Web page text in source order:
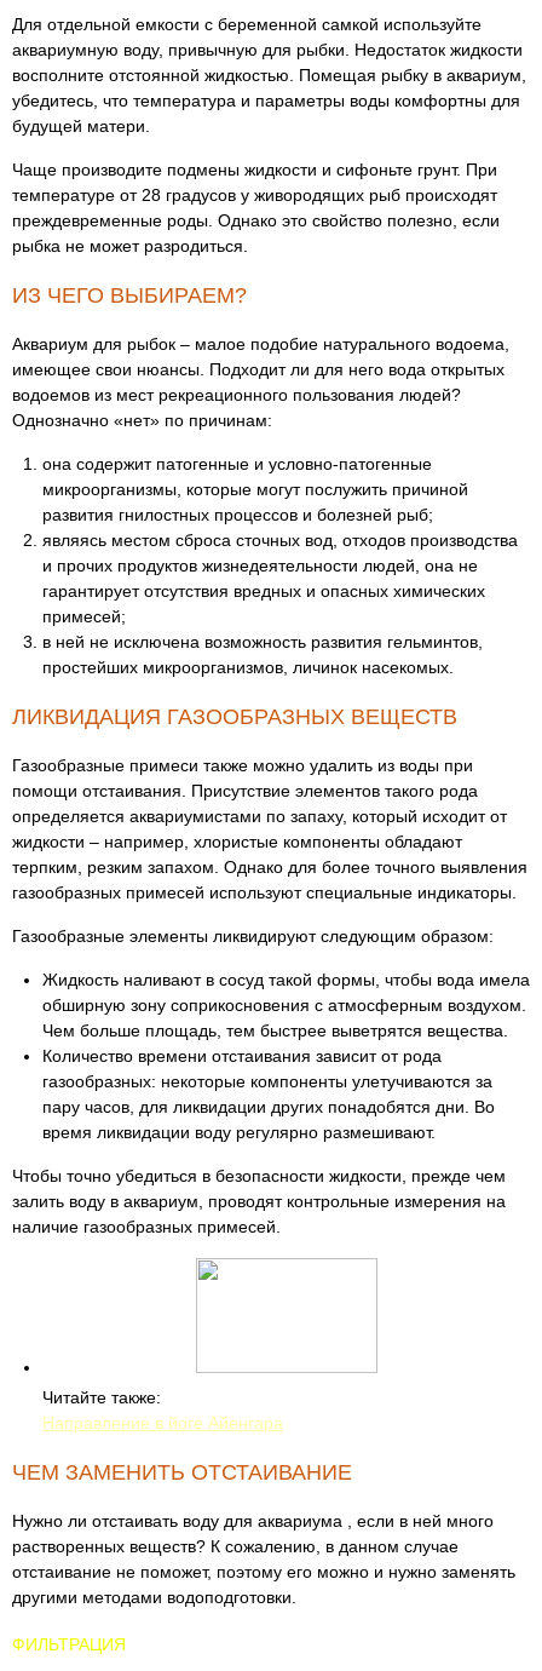
Для отдельной емкости с беременной самкой используйте
аквариумную воду, привычную для рыбки. Недостаток жидкости
восполните отстоянной жидкостью. Помещая рыбку в аквариум,
убедитесь, что температура и параметры воды комфортны для
будущей матери.
Чаще производите подмены жидкости и сифоньте грунт. При
температуре от 28 градусов у живородящих рыб происходят
преждевременные роды. Однако это свойство полезно, если
рыбка не может разродиться.
ИЗ ЧЕГО ВЫБИРАЕМ?
Аквариум для рыбок – малое подобие натурального водоема,
имеющее свои нюансы. Подходит ли для него вода открытых
водоемов из мест рекреационного пользования людей?
Однозначно «нет» по причинам:
она содержит патогенные и условно-патогенные
микроорганизмы, которые могут послужить причиной
развития гнилостных процессов и болезней рыб;
являясь местом сброса сточных вод, отходов производства
и прочих продуктов жизнедеятельности людей, она не
гарантирует отсутствия вредных и опасных химических
примесей;
в ней не исключена возможность развития гельминтов,
простейших микроорганизмов, личинок насекомых.
ЛИКВИДАЦИЯ ГАЗООБРАЗНЫХ ВЕЩЕСТВ
Газообразные примеси также можно удалить из воды при
помощи отстаивания. Присутствие элементов такого рода
определяется аквариумистами по запаху, который исходит от
жидкости – например, хлористые компоненты обладают
терпким, резким запахом. Однако для более точного выявления
газообразных примесей используют специальные индикаторы.
Газообразные элементы ликвидируют следующим образом:
Жидкость наливают в сосуд такой формы, чтобы вода имела
обширную зону соприкосновения с атмосферным воздухом.
Чем больше площадь, тем быстрее выветрятся вещества.
Количество времени отстаивания зависит от рода
газообразных: некоторые компоненты улетучиваются за
пару часов, для ликвидации других понадобятся дни. Во
время ликвидации воду регулярно размешивают.
Чтобы точно убедиться в безопасности жидкости, прежде чем
залить воду в аквариум, проводят контрольные измерения на
наличие газообразных примесей.
Читайте также:
Направление в йоге Айенгара
ЧЕМ ЗАМЕНИТЬ ОТСТАИВАНИЕ
Нужно ли отстаивать воду для аквариума , если в ней много
растворенных веществ? К сожалению, в данном случае
отстаивание не поможет, поэтому его можно и нужно заменять
другими методами водоподготовки.
ФИЛЬТРАЦИЯ